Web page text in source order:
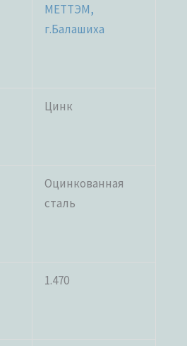
МЕТТЭМ,
г.Балашиха
Цинк
Оцинкованная
сталь
1.470